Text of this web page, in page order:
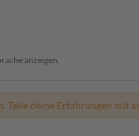
anzeigen.
Teile deine Erfahrungen mit